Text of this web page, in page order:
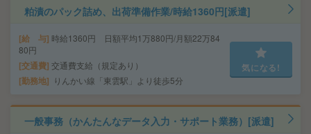
粕漬のパック詰め、出荷準備作業/時給1360円[派遣]
給 与 時給1360円 日額平均1万880円/月額22万84
80円
交通費 交通費支給（規定あり）
勤務地 りんかい線「東雲駅」より徒歩5分
気になる!
一般事務（かんたんなデータ入力・サポート業務）[派遣]